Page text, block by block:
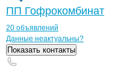
ПП Гофрокомбинат
20 объявлений
Контакты
+7(800)000-00-..
Данные неактуальны?
Показать контакты